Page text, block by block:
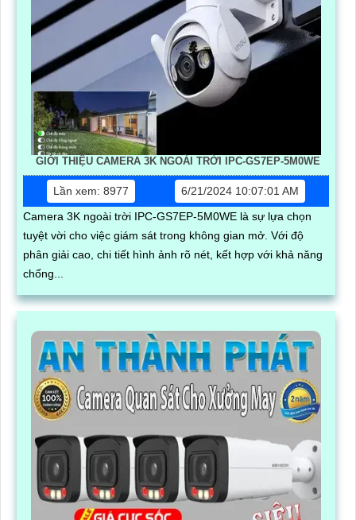
GIỚI THIỆU CAMERA 3K NGOÀI TRỜI IPC-GS7EP-5M0WE
Lần xem: 8977
6/21/2024 10:07:01 AM
Camera 3K ngoài trời IPC-GS7EP-5M0WE là sự lựa chọn
tuyệt vời cho việc giám sát trong không gian mở. Với độ
phân giải cao, chi tiết hình ảnh rõ nét, kết hợp với khả năng
chống...